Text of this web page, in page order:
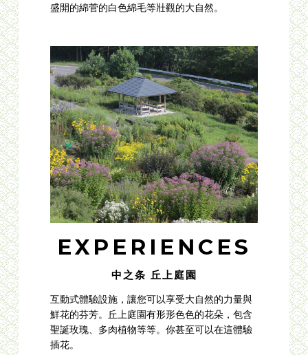
盛開的綿菅的白色綿毛等壯觀的大自然。
EXPERIENCES
中之条 丘上庭園
互動式體驗設施，讓您可以享受大自然的力量與
鮮花的芬芳。丘上庭園有形形色色的花朵，包含
聖誕玫瑰、多肉植物等等。你甚至可以在這體驗
插花。